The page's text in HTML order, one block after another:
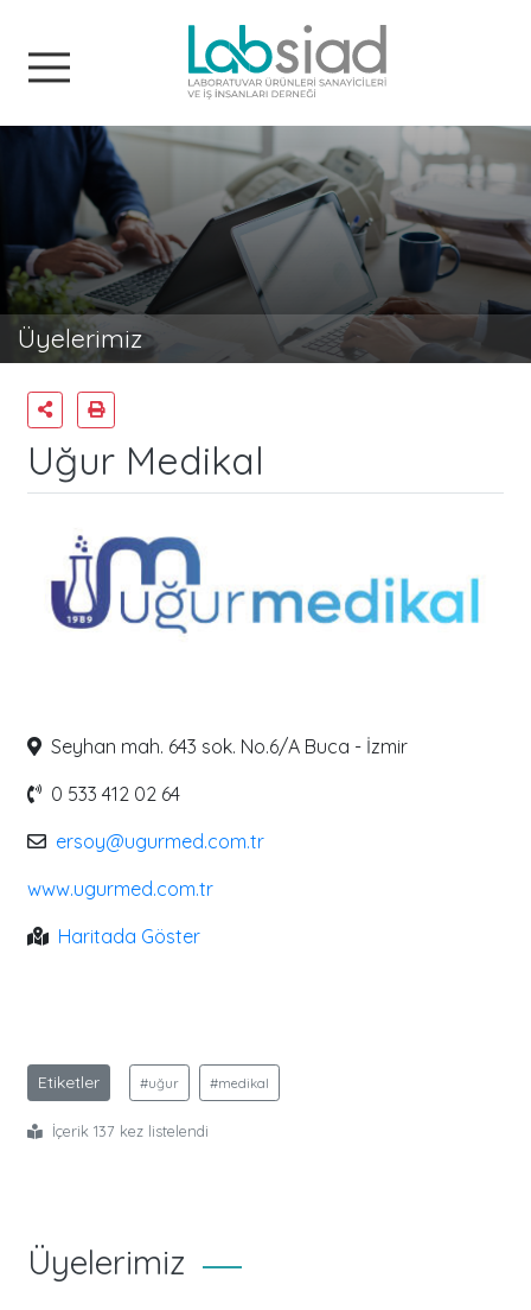
Üyelerimiz
Uğur Medikal
Seyhan mah. 643 sok. No.6/A Buca - İzmir
0 533 412 02 64
ersoy@ugurmed.com.tr
www.ugurmed.com.tr
Haritada Göster
Etiketler #uğur #medikal
İçerik 137 kez listelendi
Üyelerimiz